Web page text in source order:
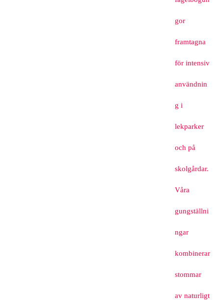
gor
framtagna
för intensiv
användnin
g i
lekparker
och på
skolgårdar.
Våra
gungställni
ngar
kombinerar
stommar
av naturligt